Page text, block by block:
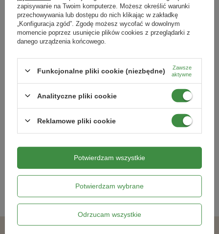
Szczypiorek Nelly Allium
Wilec Carneval Di Venezia –
Kategorie powiązane
Nasiona warzyw,
zapisywanie na Twoim komputerze. Możesz określić warunki
przechowywania lub dostępu do nich klikając w zakładkę
„Konfiguracja zgód”. Zgodę możesz wycofać w dowolnym
momencie poprzez usunięcie plików cookies z przeglądarki z
danego urządzenia końcowego.
Funkcjonalne pliki cookie (niezbędne)
Zawsze
aktywne
Analityczne pliki cookie
Reklamowe pliki cookie
Potwierdzam wybrane
Odrzucam wszystkie
Potwierdzam wszystkie